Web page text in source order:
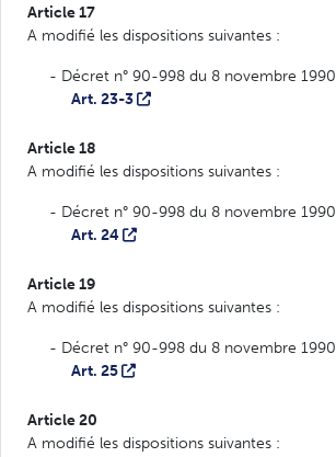
Article 17
A modifié les dispositions suivantes :
- Décret n° 90-998 du 8 novembre 1990
Art. 23-3
Article 18
A modifié les dispositions suivantes :
- Décret n° 90-998 du 8 novembre 1990
Art. 24
Article 19
A modifié les dispositions suivantes :
- Décret n° 90-998 du 8 novembre 1990
Art. 25
Article 20
A modifié les dispositions suivantes :